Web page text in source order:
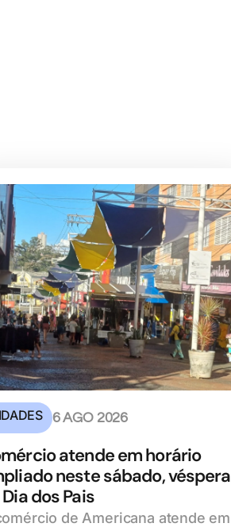
6 AGO 2026
atende em horário
neste sábado, véspera
dos Pais
de Americana atende em